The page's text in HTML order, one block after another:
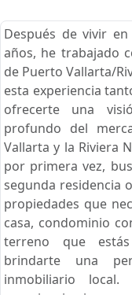
Después de vivir
años, he trabajado
de Puerto Vallarta/
esta experiencia
ofrecerte una
profundo del
Vallarta y la Riviera
por primera vez,
segunda residencia
propiedades que
casa, condominio
terreno que
brindarte una
inmobiliario